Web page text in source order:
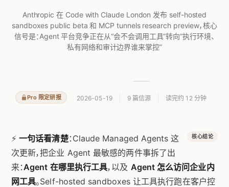
Anthropic 在 Code with Claude London 发布 self-hosted
sandboxes public beta 和 MCP tunnels research preview，核心
信号是：Agent 平台竞争正在从“会不会调用工具”转向“执行环境、
私有网络和审计边界谁来掌控”
Pro 限定研报 2026-05-19 9 篇信源 读完约 12 分钟
核心结论
⚡一句话看清楚：Claude Managed Agents 这
次更新，把企业 Agent 最敏感的两件事拆了出
来： Agent 在哪里执行工具，以及 Agent 怎么访问企业内
网工具。Self-hosted sandboxes 让工具执行跑在客户控